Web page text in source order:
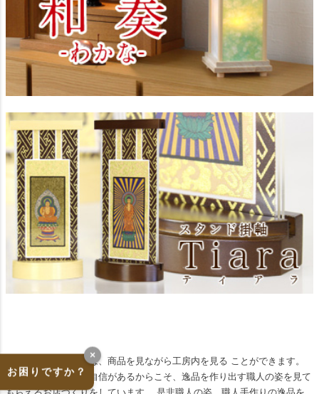
なーむくまちゃんでは、商品を見ながら工房内を見る ことができます。
職人と製品の両方に自信があるからこそ、逸品を作り出す職人の姿を見て
お困りですか？
×